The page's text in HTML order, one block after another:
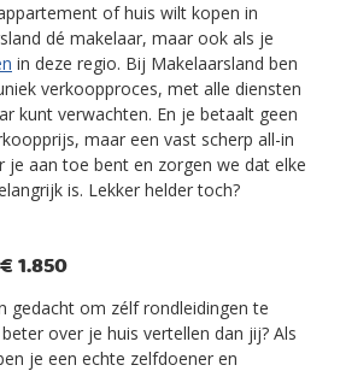
of huis wilt kopen in
dé makelaar, maar ook als je
in deze regio. Bij Makelaarsland ben
verkoopproces, met alle diensten
kunt verwachten. En je betaalt geen
maar een vast scherp all-in
aan toe bent en zorgen we dat elke
is. Lekker helder toch?
1.850
gedacht om zélf rondleidingen te
over je huis vertellen dan jij? Als
je een echte zelfdoener en